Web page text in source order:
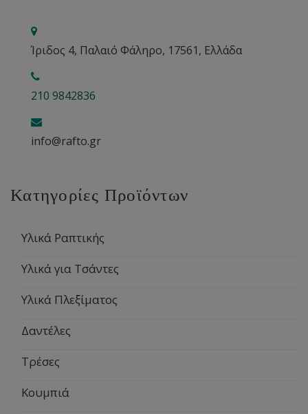
Ίριδος 4, Παλαιό Φάληρο, 17561, Ελλάδα
210 9842836
info@rafto.gr
Κατηγορίες Προϊόντων
Υλικά Ραπτικής
Υλικά για Τσάντες
Υλικά Πλεξίματος
Δαντέλες
Τρέσες
Κουμπιά